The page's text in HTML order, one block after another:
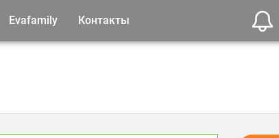
Evafamily Контакты